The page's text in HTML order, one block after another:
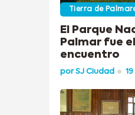
Tierra de
El Parque
Palmar fue
encuentro
porSJ Ciudad